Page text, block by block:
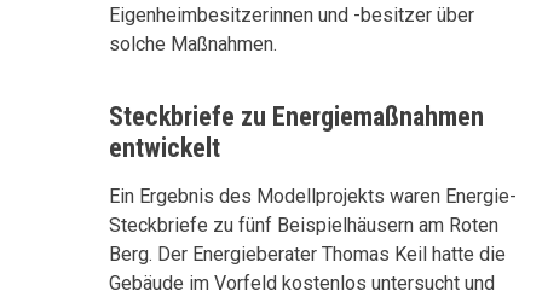
Eigenheimbesitzerinnen und -besitzer über
solche Maßnahmen.
Steckbriefe zu Energiemaßnahmen
entwickelt
Ein Ergebnis des Modellprojekts waren Energie-
Steckbriefe zu fünf Beispielhäusern am Roten
Berg. Der Energieberater Thomas Keil hatte die
Gebäude im Vorfeld kostenlos untersucht und